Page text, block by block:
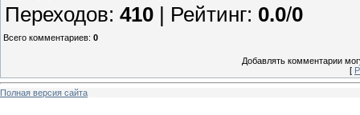
Переходов: 410 | Рейтинг: 0.0/0
Всего комментариев: 0
Добавлять комментарии
[
Полная версия сайта